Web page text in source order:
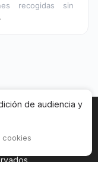
recogidas sin
de audiencia y
cookies